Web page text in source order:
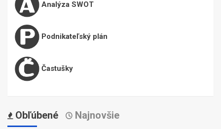
Analýza SWOT
Podnikateľský plán
Častušky
Obľúbené Najnovšie